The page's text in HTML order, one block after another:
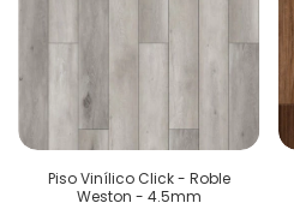
Piso Vinílico Click - Roble
Weston - 4.5mm